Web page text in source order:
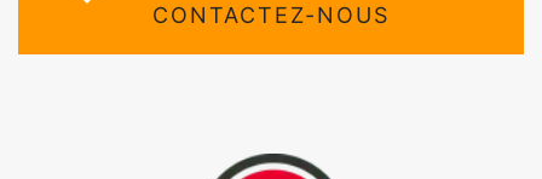
CONTACTEZ-NOUS